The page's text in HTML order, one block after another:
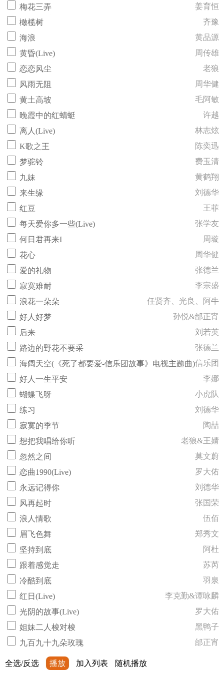
梅花三弄
姜育恒
橄榄树
齐豫
海浪
黄品源
黄昏(Live)
周传雄
恋恋风尘
老狼
风雨无阻
周华健
黄土高坡
毛阿敏
晚霞中的红蜻蜓
许越
离人(Live)
林志炫
K歌之王
陈奕迅
梦驼铃
费玉清
九妹
黄鹤翔
来生缘
刘德华
红豆
王菲
每天爱你多一些(Live)
张学友
何日君再来I
周璇
花心
周华健
爱的礼物
张德兰
寂寞难耐
李宗盛
浪花一朵朵
任贤齐、光良、阿牛
好人好梦
孙悦&邰正宵
后来
刘若英
路边的野花不要采
张德兰
海阔天空(《死了都要爱-信乐团故事》电视主题曲)信乐团
好人一生平安
李娜
蝴蝶飞呀
小虎队
练习
刘德华
寂寞的季节
陶喆
想把我唱给你听
老狼&王婧
忽然之间
莫文蔚
恋曲1990(Live)
罗大佑
永远记得你
刘德华
风再起时
张国荣
浪人情歌
伍佰
眉飞色舞
郑秀文
坚持到底
阿杜
跟着感觉走
苏芮
冷酷到底
羽泉
红日(Live)
李克勤&谭咏麟
光阴的故事(Live)
罗大佑
姐妹二人梭对梭
黑鸭子
九百九十九朵玫瑰
邰正宵
全选/反选 播放 加入列表 随机播放